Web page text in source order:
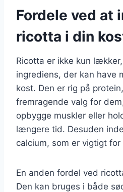
Fordele ved at
ricotta i din
Ricotta er ikke kun
ingrediens, der kan have
kost. Den er rig på
fremragende valg for
opbygge muskler eller
længere tid. Desuden
calcium, som er vigtigt
En anden fordel ved
Den kan bruges i både